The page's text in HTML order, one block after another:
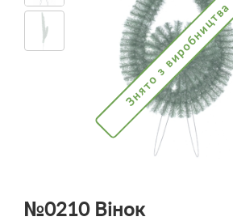
Знято з виробництва
№0210 Вінок